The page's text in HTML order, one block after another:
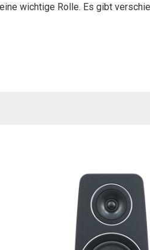
wichtige Rolle. Es gibt